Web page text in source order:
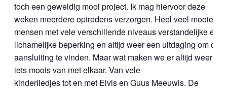
toch een geweldig mooi project. Ik mag hiervoor deze
weken meerdere optredens verzorgen. Heel veel mooie
mensen met vele verschillende niveaus verstandelijke en
lichamelijke beperking en altijd weer een uitdaging om de
aansluiting te vinden. Maar wat maken we er altijd weer
iets moois van met elkaar. Van vele
kinderliedjes tot en met Elvis en Guus Meeuwis. De